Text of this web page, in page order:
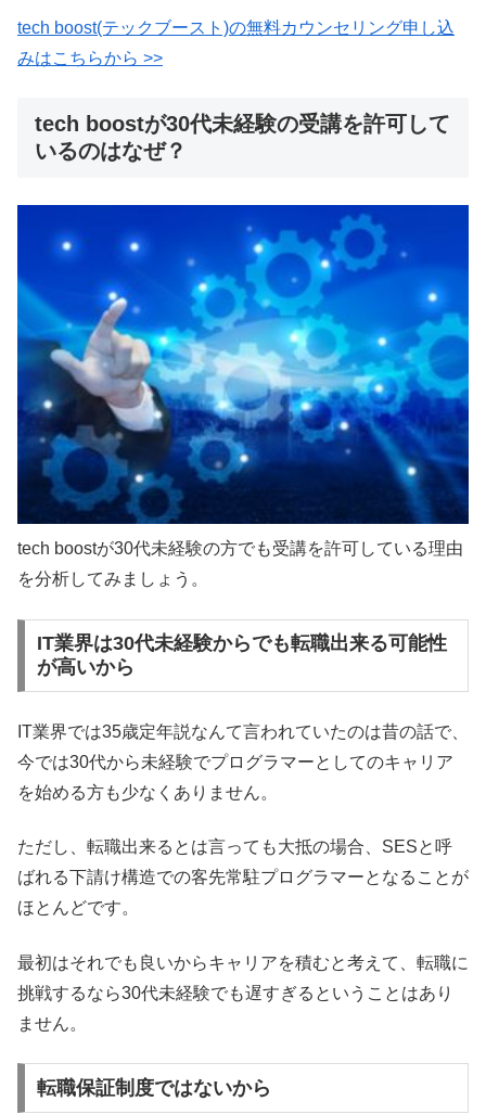
tech boost(テックブースト)の無料カウンセリング申し込
みはこちらから >>
tech boostが30代未経験の受講を許可して
いるのはなぜ？
tech boostが30代未経験の方でも受講を許可している理由
を分析してみましょう。
IT業界は30代未経験からでも転職出来る可能性
が高いから
IT業界では35歳定年説なんて言われていたのは昔の話で、
今では30代から未経験でプログラマーとしてのキャリア
を始める方も少なくありません。
ただし、転職出来るとは言っても大抵の場合、SESと呼
ばれる下請け構造での客先常駐プログラマーとなることが
ほとんどです。
最初はそれでも良いからキャリアを積むと考えて、転職に
挑戦するなら30代未経験でも遅すぎるということはあり
ません。
転職保証制度ではないから